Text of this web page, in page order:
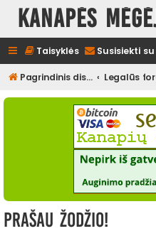
Kanapės
Taisyklės Susisiekti
Pagrindinis diskusijų puslapis Legalūs
Prašau žodžio!